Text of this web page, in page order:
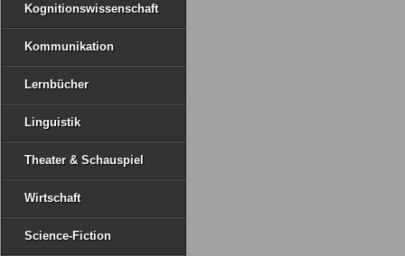
Kognitionswissenschaft
Kommunikation
Lernbücher
Linguistik
Theater & Schauspiel
Wirtschaft
Science-Fiction